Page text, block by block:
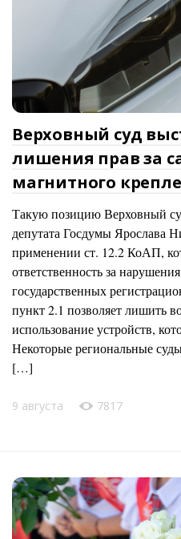
Верховный суд
лишения прав за
магнитного
Такую позицию Верховный
депутата Госдумы Ярослава
применении ст. 12.2 КоАП,
ответственность за
государственных
пункт 2.1 позволяет лишить
использование устройств,
Некоторые региональные
[…]
9 августа 7817